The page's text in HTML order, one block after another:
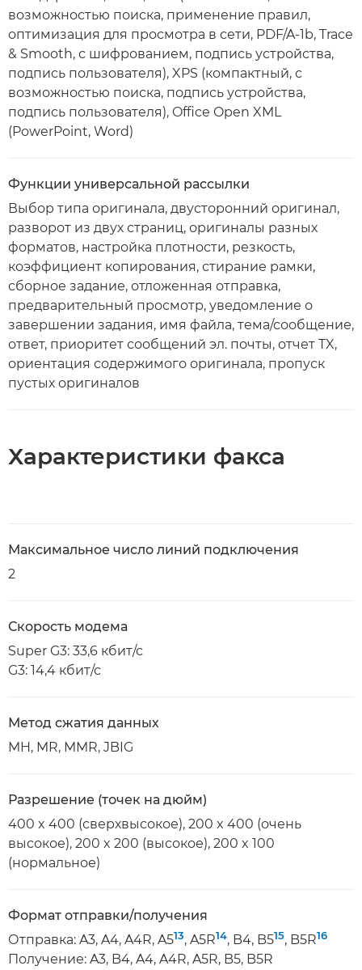
возможностью поиска, применение правил,
оптимизация для просмотра в сети, PDF/A-1b, Trace
& Smooth, с шифрованием, подпись устройства,
подпись пользователя), XPS (компактный, с
возможностью поиска, подпись устройства,
подпись пользователя), Office Open XML
(PowerPoint, Word)
Функции универсальной рассылки
Выбор типа оригинала, двусторонний оригинал,
разворот из двух страниц, оригиналы разных
форматов, настройка плотности, резкость,
коэффициент копирования, стирание рамки,
сборное задание, отложенная отправка,
предварительный просмотр, уведомление о
завершении задания, имя файла, тема/сообщение,
ответ, приоритет сообщений эл. почты, отчет TX,
ориентация содержимого оригинала, пропуск
пустых оригиналов
Характеристики факса
Максимальное число линий подключения
2
Скорость модема
Super G3: 33,6 кбит/с
G3: 14,4 кбит/с
Метод сжатия данных
MH, MR, MMR, JBIG
Разрешение (точек на дюйм)
400 x 400 (сверхвысокое), 200 x 400 (очень
высокое), 200 x 200 (высокое), 200 x 100
(нормальное)
Формат отправки/получения
Отправка: A3, A4, A4R, A513, A5R14, B4, B515, B5R16
Получение: A3, B4, A4, A4R, A5R, B5, B5R